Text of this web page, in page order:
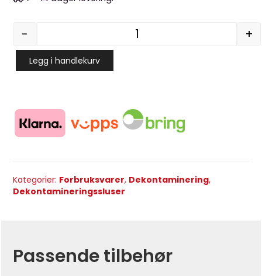
Sone vindu - boble antall
- +
Legg i handlekurv
Kategorier: Forbruksvarer, Dekontaminering,
Dekontamineringssluser
Passende tilbehør